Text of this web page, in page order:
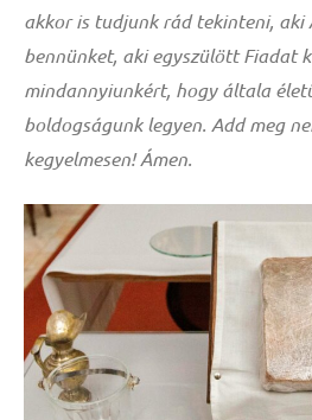
akkor is tudjunk rád tekinteni, aki
bennünket, aki egyszülött Fiadat
mindannyiunkért, hogy általa
boldogságunk legyen. Add meg
kegyelmesen! Ámen.